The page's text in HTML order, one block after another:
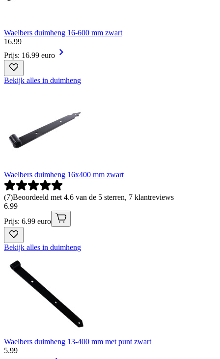
Waelbers duimheng 16-600 mm zwart
16.99
Prijs: 16.99 euro
Bekijk alles in duimheng
Waelbers duimheng 16x400 mm zwart
(7)Beoordeeld met 4.6 van de 5 sterren, 7 klantreviews
6.99
Prijs: 6.99 euro
Bekijk alles in duimheng
Waelbers duimheng 13-400 mm met punt zwart
5.99